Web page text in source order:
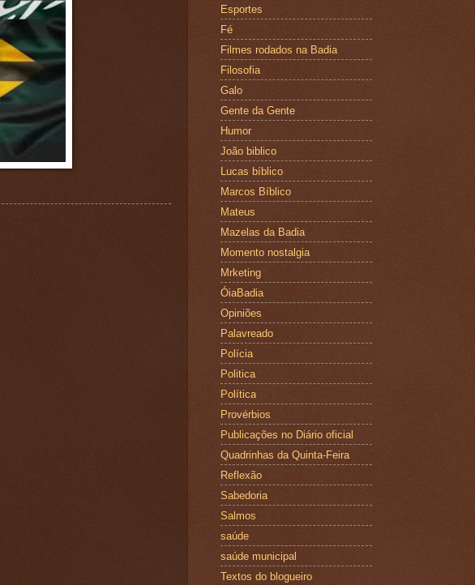
Esportes
Fé
Filmes rodados na Badia
Filosofia
Galo
Gente da Gente
Humor
João biblico
Lucas bíblico
Marcos Bíblico
Mateus
Mazelas da Badia
Momento nostalgia
Mrketing
ÓiaBadia
Opiniões
Palavreado
Polícia
Politica
Política
Provérbios
Publicações no Diário oficial
Quadrinhas da Quinta-Feira
Reflexão
Sabedoria
Salmos
saúde
saúde municipal
Textos do blogueiro